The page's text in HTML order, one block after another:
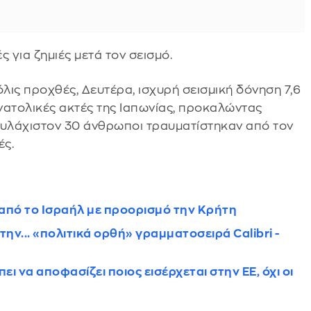
για ζημιές μετά τον σεισμό.
προχθές, Δευτέρα, ισχυρή σεισμική δόνηση 7,6
ακτές της Ιαπωνίας, προκαλώντας
30 άνθρωποι τραυματίστηκαν από τον
το Ισραήλ με προορισμό την Κρήτη
«πολιτικά ορθή» γραμματοσειρά Calibri -
αποφασίζει ποιος εισέρχεται στην ΕΕ, όχι οι